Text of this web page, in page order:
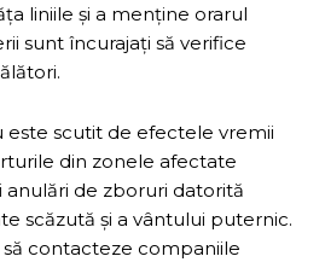
liniile și a menține orarul
sunt încurajați să verifice
este scutit de efectele vremii
din zonele afectate
de zboruri datorită
scăzută și a vântului puternic.
să contacteze companiile